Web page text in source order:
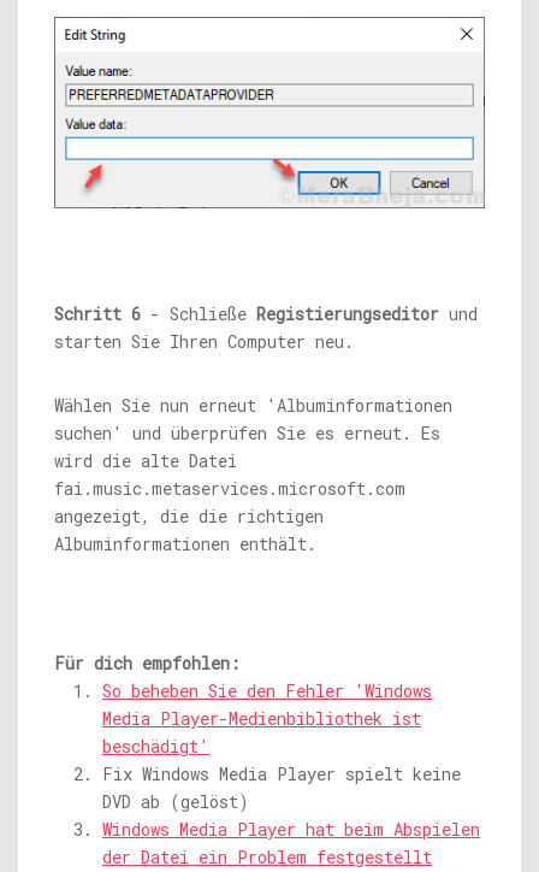
Schritt 6 - Schließe Registierungseditor und
starten Sie Ihren Computer neu.
Wählen Sie nun erneut 'Albuminformationen
suchen' und überprüfen Sie es erneut. Es
wird die alte Datei
fai.music.metaservices.microsoft.com
angezeigt, die die richtigen
Albuminformationen enthält.
Für dich empfohlen:
So beheben Sie den Fehler 'Windows
Media Player-Medienbibliothek ist
beschädigt'
Fix Windows Media Player spielt keine
DVD ab (gelöst)
Windows Media Player hat beim Abspielen
der Datei ein Problem festgestellt